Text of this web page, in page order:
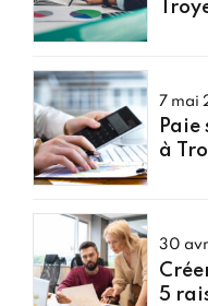
7 mai
à
30
5